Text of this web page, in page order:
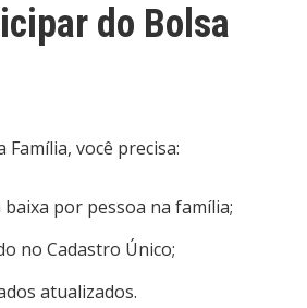
do Bolsa
você precisa:
por pessoa na família;
no Cadastro Único;
atualizados.